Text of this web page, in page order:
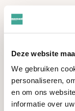
Deze website
We gebruiken
personaliseren,
en om ons
informatie over
❌ De eikel kan
beschermlaag
met kleding;
nodig is om
voorkomen;
❌ Mogelijk
duren om tot een